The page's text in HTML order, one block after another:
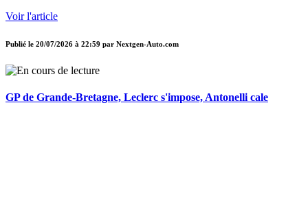
Voir l'article
Publié le 20/07/2026 à 22:59 par Nextgen-Auto.com
GP de Grande-Bretagne, Leclerc s'impose, Antonelli cale